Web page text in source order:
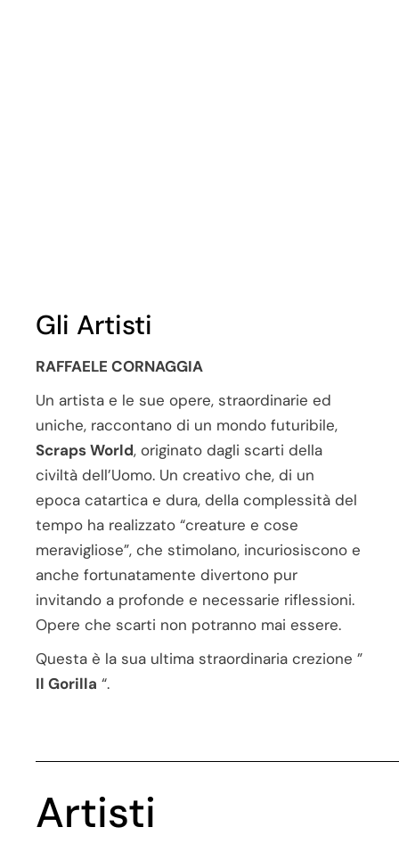
Gli Artisti
RAFFAELE CORNAGGIA
Un artista e le sue opere, straordinarie ed
uniche, raccontano di un mondo futuribile,
Scraps World, originato dagli scarti della
civiltà dell’Uomo. Un creativo che, di un
epoca catartica e dura, della complessità del
tempo ha realizzato “creature e cose
meravigliose”, che stimolano, incuriosiscono e
anche fortunatamente divertono pur
invitando a profonde e necessarie riflessioni.
Opere che scarti non potranno mai essere.
Questa è la sua ultima straordinaria crezione ”
Il Gorilla “.
Artisti